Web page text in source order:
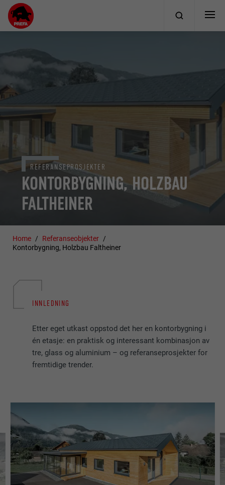
KONTORBYGNING, HOLZBAU
FALTHEINER
REFERANSEPROSJEKTER
Home
Referanseobjekter
Kontorbygning, Holzbau Faltheiner
INNLEDNING
Etter eget utkast oppstod det her en kontorbygning i
én etasje: en praktisk og interessant kombinasjon av
tre, glass og aluminium – og referanseprosjekter for
fremtidige trender.